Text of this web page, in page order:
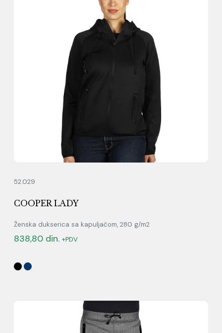
52.029
COOPER LADY
Ženska dukserica sa kapuljačom, 280 g/m2
838,80 din. +PDV